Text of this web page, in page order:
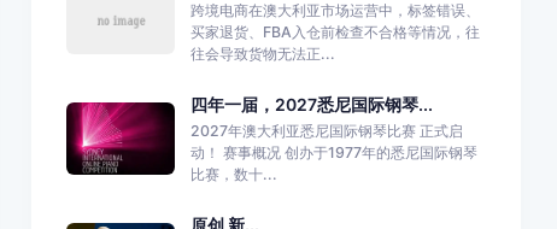
跨境电商在澳大利亚市场运营中，标签错误、
买家退货、FBA入仓前检查不合格等情况，往
往会导致货物无法正...
四年一届，2027悉尼国际钢琴...
2027年澳大利亚悉尼国际钢琴比赛 正式启
动！ 赛事概况 创办于1977年的悉尼国际钢琴
比赛，数十...
原创 新...